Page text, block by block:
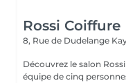
Rossi Coiffure
8, Rue de Dudelange
Découvrez le salon
équipe de cinq